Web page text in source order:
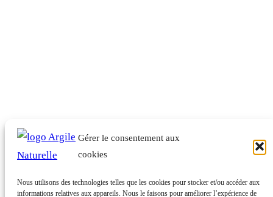
Gérer le consentement aux
cookies
Nous utilisons des technologies telles que les cookies pour stocker et/ou accéder aux
informations relatives aux appareils. Nous le faisons pour améliorer l’expérience de